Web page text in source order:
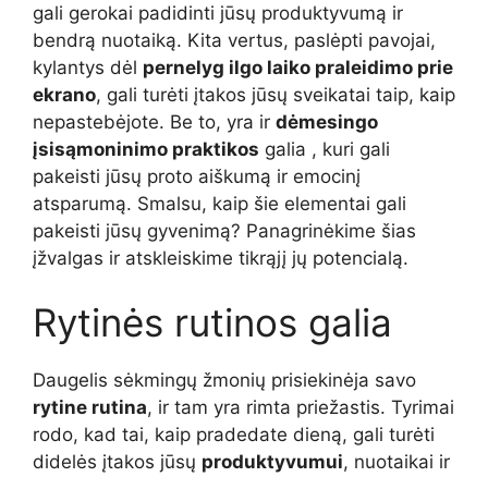
gali gerokai padidinti jūsų produktyvumą ir
bendrą nuotaiką. Kita vertus, paslėpti pavojai,
kylantys dėl pernelyg ilgo laiko praleidimo prie
ekrano, gali turėti įtakos jūsų sveikatai taip, kaip
nepastebėjote. Be to, yra ir dėmesingo
įsisąmoninimo praktikos galia , kuri gali
pakeisti jūsų proto aiškumą ir emocinį
atsparumą. Smalsu, kaip šie elementai gali
pakeisti jūsų gyvenimą? Panagrinėkime šias
įžvalgas ir atskleiskime tikrąjį jų potencialą.
Rytinės rutinos galia
Daugelis sėkmingų žmonių prisiekinėja savo
rytine rutina, ir tam yra rimta priežastis. Tyrimai
rodo, kad tai, kaip pradedate dieną, gali turėti
didelės įtakos jūsų produktyvumui, nuotaikai ir